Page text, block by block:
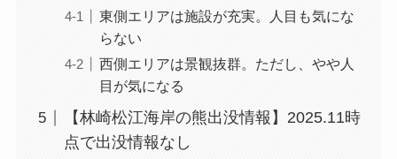
東側エリアは施設が充実。人目も気にな
らない
西側エリアは景観抜群。ただし、やや人
目が気になる
【林崎松江海岸の熊出没情報】2025.11時
点で出没情報なし